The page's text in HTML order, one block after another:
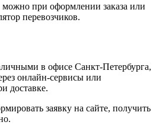
можно при оформлении заказа или
перевозчиков.
в офисе Санкт-Петербурга,
онлайн-сервисы или
доставке.
заявку на сайте, получить